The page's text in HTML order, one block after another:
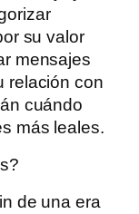
su valor
mensajes
relación con
cuándo
más leales.
de una era